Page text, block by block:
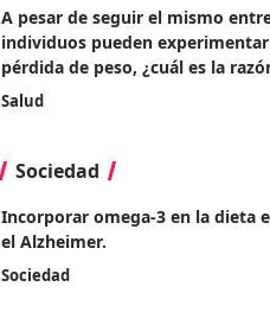
A pesar de seguir el mismo
individuos pueden
pérdida de peso, ¿cuál es la
Salud
Sociedad
Incorporar omega-3 en la dieta
el Alzheimer.
Sociedad